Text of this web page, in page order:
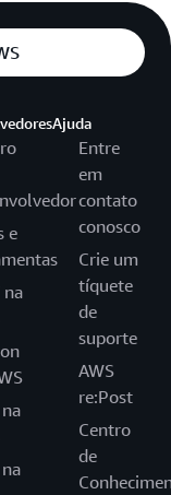
e
na
Ajuda
Entre
em
contato
conosco
Crie um
tíquete
de
suporte
AWS
re:Post
Centro
de